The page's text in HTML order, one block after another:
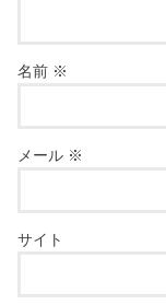
名前 ※
メール ※
サイト